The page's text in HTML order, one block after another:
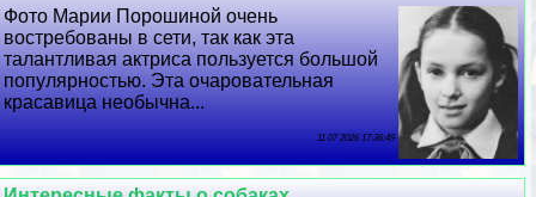
Фото Марии Порошиной очень
востребованы в сети, так как эта
талантливая актриса пользуется большой
популярностью. Эта очаровательная
красавица необычна...
11 07 2026 17:36:49